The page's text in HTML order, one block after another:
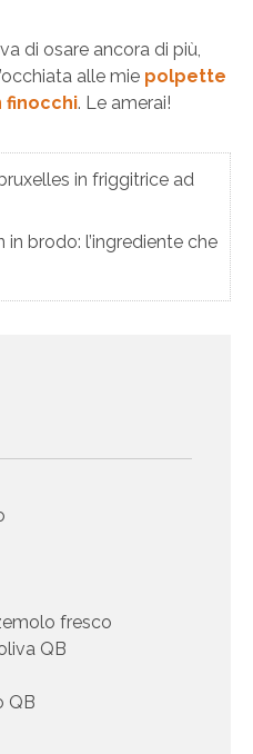
di osare ancora di più,
alle mie polpette
finocchi. Le amerai!
in friggitrice ad
brodo: l’ingrediente che
fresco
QB
QB